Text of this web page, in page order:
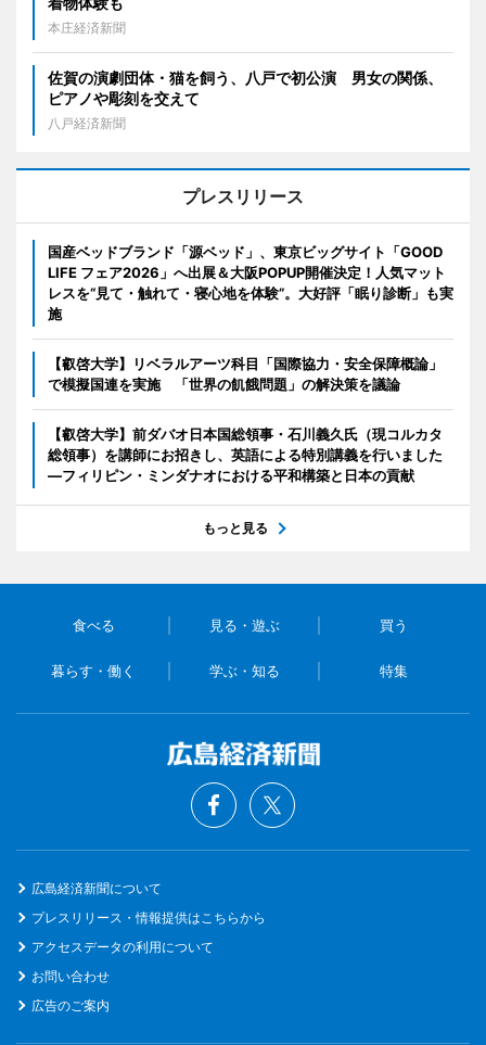
本庄経済新聞
佐賀の演劇団体・猫を飼う、八戸で初公演 男女の関係、
ピアノや彫刻を交えて
八戸経済新聞
プレスリリース
国産ベッドブランド「源ベッド」、東京ビッグサイト「GOOD
LIFE フェア2026」へ出展＆大阪POPUP開催決定！人気マット
レスを“見て・触れて・寝心地を体験”。大好評「眠り診断」も実
施
【叡啓大学】リベラルアーツ科目「国際協力・安全保障概論」
で模擬国連を実施 「世界の飢餓問題」の解決策を議論
【叡啓大学】前ダバオ日本国総領事・石川義久氏（現コルカタ
総領事）を講師にお招きし、英語による特別講義を行いました
―フィリピン・ミンダナオにおける平和構築と日本の貢献
もっと見る
食べる 見る・遊ぶ 買う
暮らす・働く 学ぶ・知る 特集
広島経済新聞について
プレスリリース・情報提供はこちらから
アクセスデータの利用について
お問い合わせ
広告のご案内